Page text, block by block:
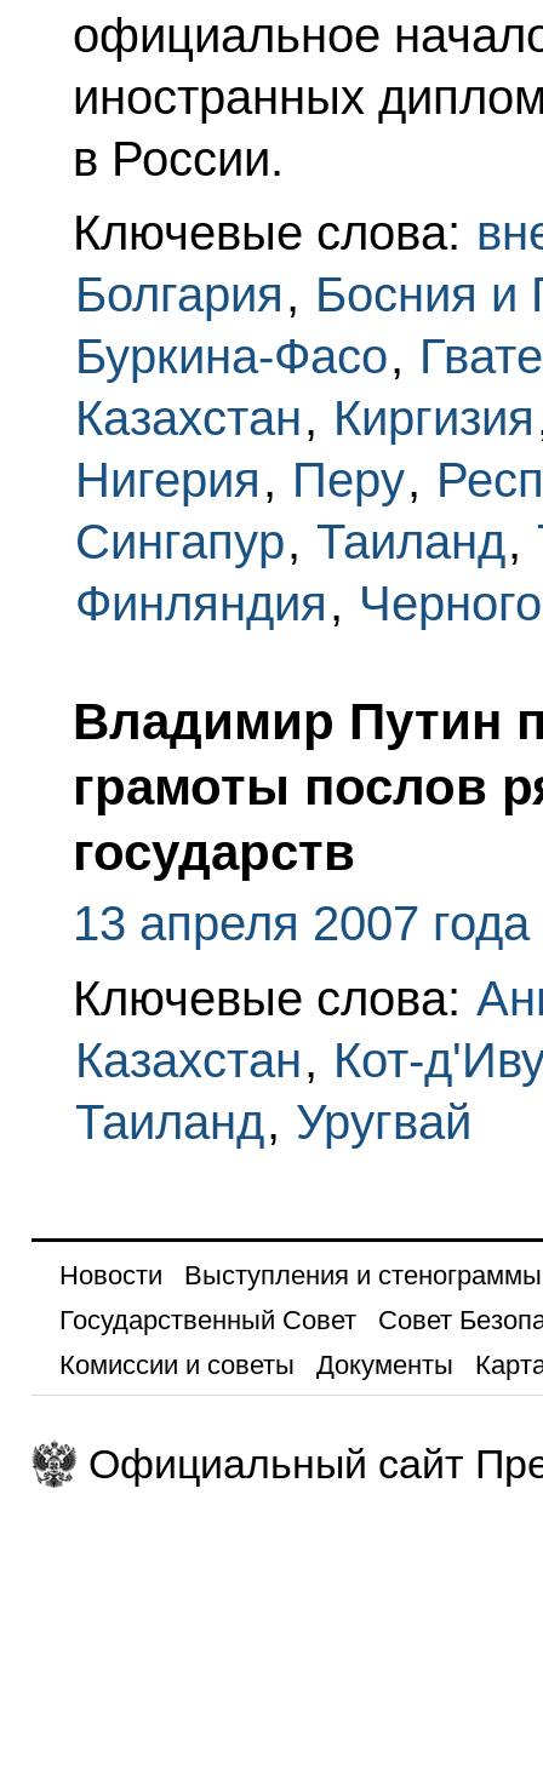
официальное
иностранных
в России.
Ключевые слова:
Болгария, Босния и
Буркина-Фасо,
Казахстан, Киргизия
Нигерия, Перу,
Сингапур, Таиланд,
Финляндия,
Владимир Путин
грамоты послов
государств
13 апреля 2007 года
Ключевые слова:
Казахстан, Кот-
Таиланд, Уругвай
Новости
Выступления и стенограммы
Государственный Совет
Совет
Комиссии и советы
Документы
Официальный сайт